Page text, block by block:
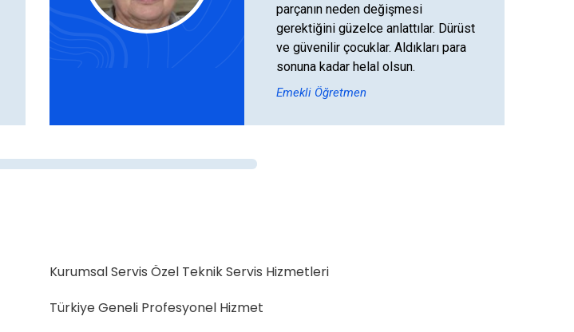
parçanın neden değişmesi
gerektiğini güzelce anlattılar. Dürüst
ve güvenilir çocuklar. Aldıkları para
sonuna kadar helal olsun.
Emekli Öğretmen
Kurumsal Servis Özel Teknik Servis Hizmetleri
Türkiye Geneli Profesyonel Hizmet